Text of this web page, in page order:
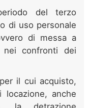
del terzo
di uso personale
di messa a
nei confronti dei
il cui acquisto,
anche